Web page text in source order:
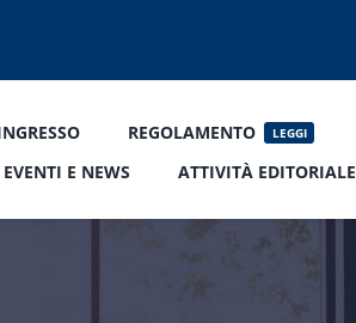
REGOLAMENTO LEGGI
EVENTI E NEWS
ATTIVITÀ EDITORIALE